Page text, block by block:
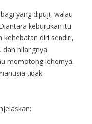
yang dipuji, walau
keburukan itu
kehebatan diri sendiri,
dan hilangnya
memotong lehernya.
tidak